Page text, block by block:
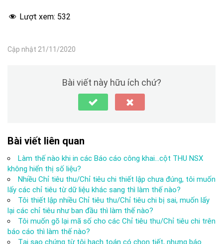
Lượt xem: 532
Cập nhật 21/11/2020
Bài viết này hữu ích chứ?
Bài viết liên quan
Làm thế nào khi in các Báo cáo công khai…cột THU NSX
không hiển thị số liệu?
Nhiều Chỉ tiêu thu/Chỉ tiêu chi thiết lập chưa đúng, tôi muốn
lấy các chỉ tiêu từ dữ liệu khác sang thì làm thế nào?
Tôi thiết lập nhiều Chỉ tiêu thu/Chỉ tiêu chi bị sai, muốn lấy
lại các chỉ tiêu như ban đầu thì làm thế nào?
Tôi muốn gõ lại mã số cho các Chỉ tiêu thu/Chỉ tiêu chi trên
báo cáo thì làm thế nào?
Tại sao chứng từ tôi hạch toán có chọn tiết, nhưng báo